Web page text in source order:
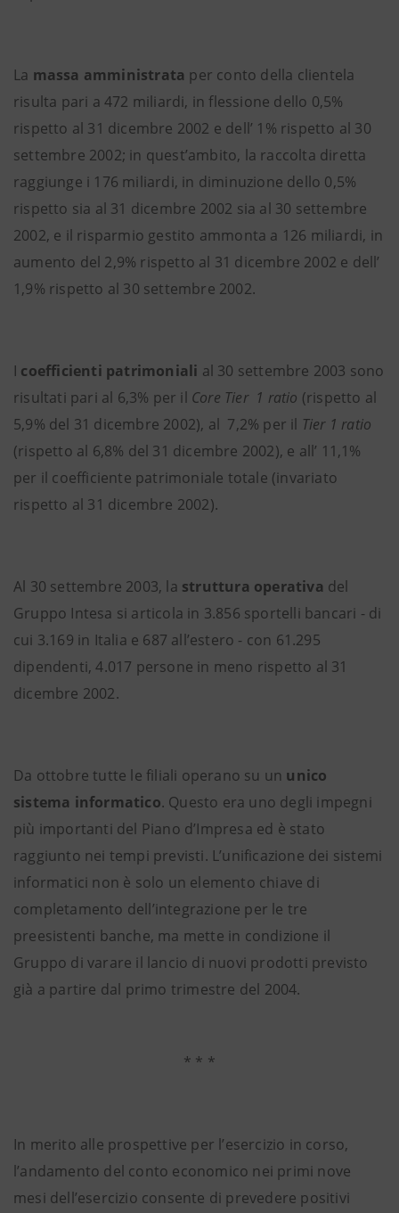
La massa amministrata per conto della clientela
risulta pari a 472 miliardi, in flessione dello 0,5%
rispetto al 31 dicembre 2002 e dell’ 1% rispetto al 30
settembre 2002; in quest’ambito, la raccolta diretta
raggiunge i 176 miliardi, in diminuzione dello 0,5%
rispetto sia al 31 dicembre 2002 sia al 30 settembre
2002, e il risparmio gestito ammonta a 126 miliardi, in
aumento del 2,9% rispetto al 31 dicembre 2002 e dell’
1,9% rispetto al 30 settembre 2002.
I coefficienti patrimoniali al 30 settembre 2003 sono
risultati pari al 6,3% per il Core Tier 1 ratio (rispetto al
5,9% del 31 dicembre 2002), al 7,2% per il Tier 1 ratio
(rispetto al 6,8% del 31 dicembre 2002), e all’ 11,1%
per il coefficiente patrimoniale totale (invariato
rispetto al 31 dicembre 2002).
Al 30 settembre 2003, la struttura operativa del
Gruppo Intesa si articola in 3.856 sportelli bancari - di
cui 3.169 in Italia e 687 all’estero - con 61.295
dipendenti, 4.017 persone in meno rispetto al 31
dicembre 2002.
Da ottobre tutte le filiali operano su un unico
sistema informatico. Questo era uno degli impegni
più importanti del Piano d’Impresa ed è stato
raggiunto nei tempi previsti. L’unificazione dei sistemi
informatici non è solo un elemento chiave di
completamento dell’integrazione per le tre
preesistenti banche, ma mette in condizione il
Gruppo di varare il lancio di nuovi prodotti previsto
già a partire dal primo trimestre del 2004.
* * *
In merito alle prospettive per l’esercizio in corso,
l’andamento del conto economico nei primi nove
mesi dell’esercizio consente di prevedere positivi